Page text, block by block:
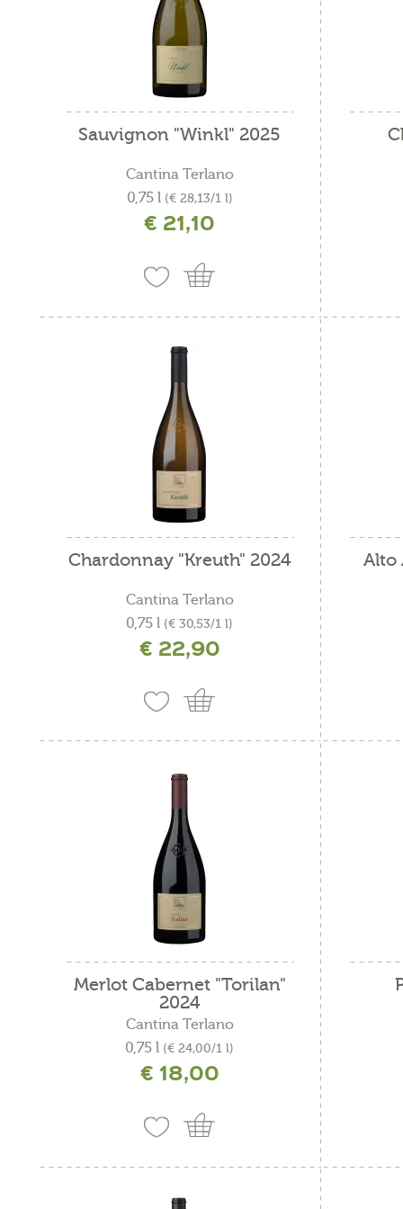
Sauvignon "Winkl" 2025
Cantina Terlano
0,75 l (€ 28,13/1 l)
incl. IVA più costi di spedizione
€ 21,10
Chardonnay "Kreuth" 2024
Cantina Terlano
0,75 l (€ 30,53/1 l)
incl. IVA più costi di spedizione
€ 22,90
Alto
Merlot Cabernet "Torilan"
2024
Cantina Terlano
0,75 l (€ 24,00/1 l)
incl. IVA più costi di spedizione
€ 18,00